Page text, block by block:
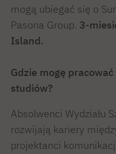
mogą ubiegać się o
Pasona Group. 3-
Island.
Gdzie mogę
studiów?
Absolwenci Wydziału
rozwijają kariery
projektanci